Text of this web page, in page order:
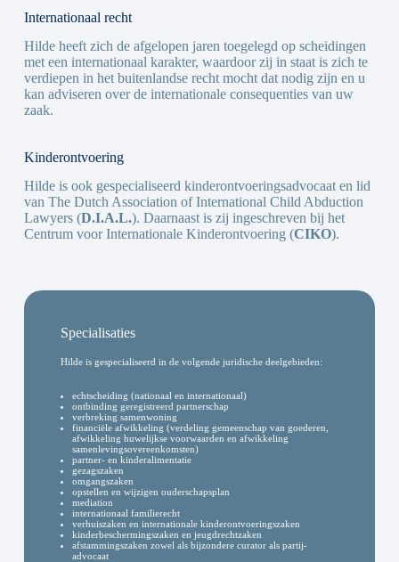
Internationaal recht
Hilde heeft zich de afgelopen jaren toegelegd op scheidingen
met een internationaal karakter, waardoor zij in staat is zich te
verdiepen in het buitenlandse recht mocht dat nodig zijn en u
kan adviseren over de internationale consequenties van uw
zaak.
Kinderontvoering
Hilde is ook gespecialiseerd kinderontvoeringsadvocaat en lid
van The Dutch Association of International Child Abduction
Lawyers (D.I.A.L.). Daarnaast is zij ingeschreven bij het
Centrum voor Internationale Kinderontvoering (CIKO).
Specialisaties
Hilde is gespecialiseerd in de volgende juridische deelgebieden:
echtscheiding (nationaal en internationaal)
ontbinding geregistreerd partnerschap
verbreking samenwoning
financiële afwikkeling (verdeling gemeenschap van goederen,
afwikkeling huwelijkse voorwaarden en afwikkeling
samenlevingsovereenkomsten)
partner- en kinderalimentatie
gezagszaken
omgangszaken
opstellen en wijzigen ouderschapsplan
mediation
internationaal familierecht
verhuiszaken en internationale kinderontvoeringszaken
kinderbeschermingszaken en jeugdrechtzaken
afstammingszaken zowel als bijzondere curator als partij-
advocaat